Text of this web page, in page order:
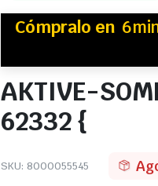
Cómpralo en
AKTIVE-
62332 {
SKU: 8000055545